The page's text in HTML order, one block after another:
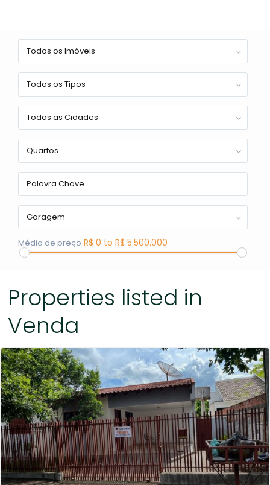
Todos os Imóveis
Todos os Tipos
Todas as Cidades
Quartos
Garagem
Média de preço R$ 0 to R$ 5.500.000
Properties listed in
Venda